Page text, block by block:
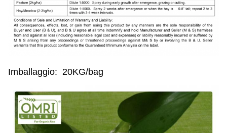
Imballaggio: 20KG/bag